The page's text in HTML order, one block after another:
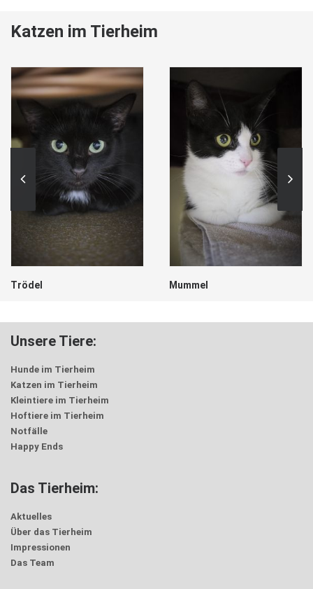
Katzen im Tierheim
Trödel Mummel
Unsere Tiere:
Hunde im Tierheim
Katzen im Tierheim
Kleintiere im Tierheim
Hoftiere im Tierheim
Notfälle
Happy Ends
Das Tierheim:
Aktuelles
Über das Tierheim
Impressionen
Das Team